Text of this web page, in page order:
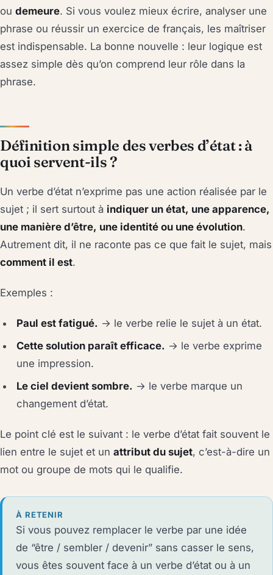
ou demeure. Si vous voulez mieux écrire, analyser une
phrase ou réussir un exercice de français, les maîtriser
est indispensable. La bonne nouvelle : leur logique est
assez simple dès qu’on comprend leur rôle dans la
phrase.
Définition simple des verbes d’état : à
quoi servent-ils ?
Un verbe d’état n’exprime pas une action réalisée par le
sujet ; il sert surtout à indiquer un état, une apparence,
une manière d’être, une identité ou une évolution.
Autrement dit, il ne raconte pas ce que fait le sujet, mais
comment il est.
Exemples :
Paul est fatigué. → le verbe relie le sujet à un état.
Cette solution paraît efficace. → le verbe exprime
une impression.
Le ciel devient sombre. → le verbe marque un
changement d’état.
Le point clé est le suivant : le verbe d’état fait souvent le
lien entre le sujet et un attribut du sujet, c’est-à-dire un
mot ou groupe de mots qui le qualifie.
À RETENIR
Si vous pouvez remplacer le verbe par une idée
de “être / sembler / devenir” sans casser le sens,
vous êtes souvent face à un verbe d’état ou à un